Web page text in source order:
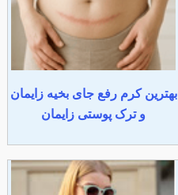
بهترین کرم رفع جای بخیه زایمان
و ترک پوستی زایمان